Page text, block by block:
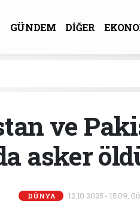
GÜNDEM DİĞER
ve
asker
DÜNYA 12.10.2025 - 15:09,